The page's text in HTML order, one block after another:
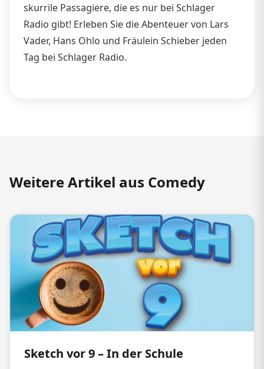
skurrile Passagiere, die es nur bei Schlager
Radio gibt! Erleben Sie die Abenteuer von Lars
Vader, Hans Ohlo und Fräulein Schieber jeden
Tag bei Schlager Radio.
Weitere Artikel aus Comedy
Sketch vor 9 – In der Schule